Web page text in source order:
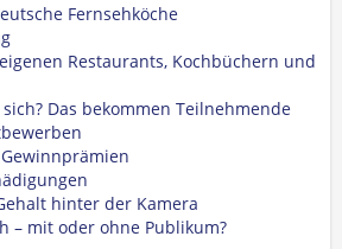
Fernsehköche
Restaurants, Kochbüchern und
Das bekommen Teilnehmende
hinter der Kamera
– mit oder ohne Publikum?